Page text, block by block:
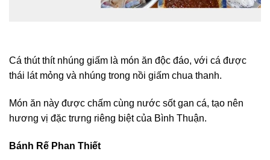
Cá thút thít nhúng giấm là món ăn độc đáo, với cá được
thái lát mỏng và nhúng trong nồi giấm chua thanh.
Món ăn này được chấm cùng nước sốt gan cá, tạo nên
hương vị đặc trưng riêng biệt của Bình Thuận.
Bánh Rế Phan Thiết